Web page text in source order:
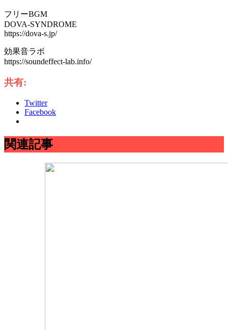
フリーBGM
DOVA-SYNDROME
https://dova-s.jp/
効果音ラボ
https://soundeffect-lab.info/
共有:
Twitter
Facebook
関連記事